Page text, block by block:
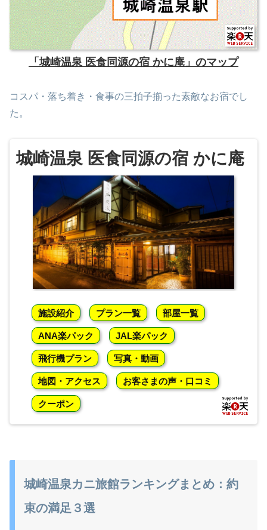
「城崎温泉 医食同源の宿 かに庵」のマップ
コスパ・落ち着き・食事の三拍子揃った素敵なお宿でし
た。
城崎温泉 医食同源の宿 かに庵
施設紹介 プラン一覧 部屋一覧
ANA楽パック JAL楽パック
飛行機プラン 写真・動画
地図・アクセス お客さまの声・口コミ
クーポン
城崎温泉カニ旅館ランキングまとめ：約
束の満足３選